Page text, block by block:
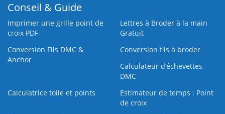
Conseil & Guide
Imprimer une grille point de
croix PDF
Lettres à Broder à la main
Gratuit
Conversion Fils DMC &
Anchor
Conversion fils à broder
Calculateur d’échevettes
DMC
Calculatrice toile et points
Estimateur de temps : Point
de croix